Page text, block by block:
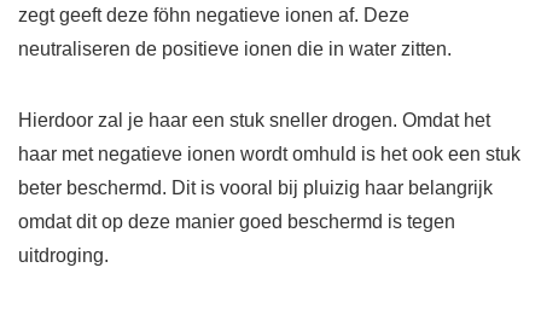
zegt geeft deze föhn negatieve ionen af. Deze
neutraliseren de positieve ionen die in water zitten.
Hierdoor zal je haar een stuk sneller drogen. Omdat het
haar met negatieve ionen wordt omhuld is het ook een stuk
beter beschermd. Dit is vooral bij pluizig haar belangrijk
omdat dit op deze manier goed beschermd is tegen
uitdroging.